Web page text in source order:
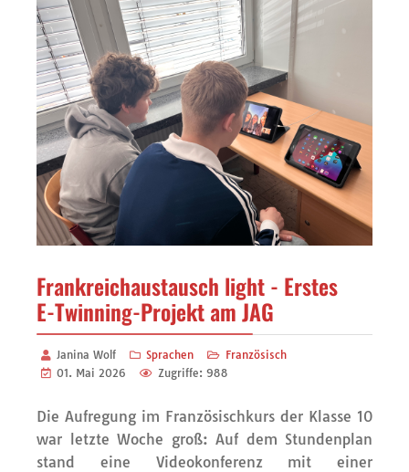
Frankreichaustausch light - Erstes
E-Twinning-Projekt am JAG
Janina Wolf Sprachen
Französisch
01. Mai 2026
Zugriffe: 988
Die Aufregung im Französischkurs der Klasse 10
war letzte Woche groß: Auf dem Stundenplan
stand eine Videokonferenz mit einer